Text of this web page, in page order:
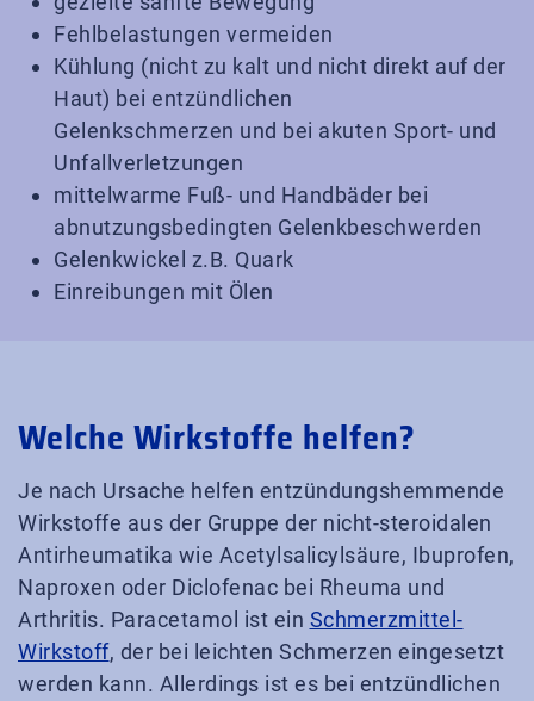
Fehlbelastungen vermeiden
Kühlung (nicht zu kalt und nicht direkt auf der
Haut) bei entzündlichen
Gelenkschmerzen und bei akuten Sport- und
Unfallverletzungen
mittelwarme Fuß- und Handbäder bei
abnutzungsbedingten Gelenkbeschwerden
Gelenkwickel z.B. Quark
Einreibungen mit Ölen
Welche Wirkstoffe helfen?
Je nach Ursache helfen entzündungshemmende
Wirkstoffe aus der Gruppe der nicht-steroidalen
Antirheumatika wie Acetylsalicylsäure, Ibuprofen,
Naproxen oder Diclofenac bei Rheuma und
Arthritis. Paracetamol ist ein Schmerzmittel-
Wirkstoff, der bei leichten Schmerzen eingesetzt
werden kann. Allerdings ist es bei entzündlichen